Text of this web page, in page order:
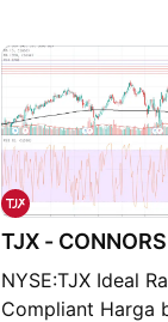
TJX -
NYSE:TJX Ideal
Compliant Harga